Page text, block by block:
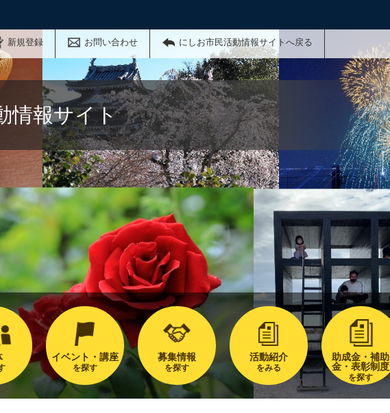
新規登録 お問い合わせ にしお市民活動情報サイトへ戻る
情報サイト
イベント・講座
を探す
募集情報
を探す
活動紹介
をみる
助成金・補助
金・表彰制度
を探す